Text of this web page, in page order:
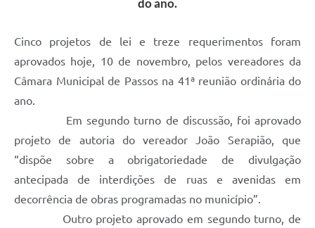
Cinco projetos de lei e treze requerimentos foram
aprovados hoje, 10 de novembro, pelos vereadores da
Câmara Municipal de Passos na 41ª reunião ordinária do
ano.
Em segundo turno de discussão, foi aprovado
projeto de autoria do vereador João Serapião, que
“dispõe sobre a obrigatoriedade de divulgação
antecipada de interdições de ruas e avenidas em
decorrência de obras programadas no município”.
Outro projeto aprovado em segundo turno, de